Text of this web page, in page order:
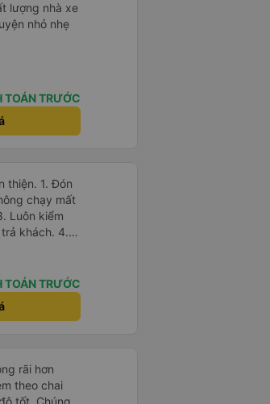
nhỏ nhẹ
TOÁN TRƯỚC
1. Đón
Luôn kiểm
khách. 4.
xe Hiếu
TOÁN TRƯỚC
rãi hơn
theo chai